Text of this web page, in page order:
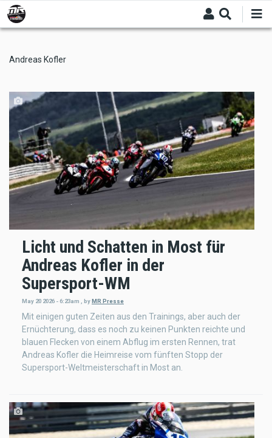
Skip
to
main
Andreas Kofler
Licht und Schatten in Most für
Andreas Kofler in der
Supersport-WM
May 20 2026 - 6:23am , by MR Presse
Mit einigen guten Zeiten aus den Trainings, aber auch der
Ernüchterung, dass es noch zu keinen Punkten reichte und
blauen Flecken von einem Abflug im ersten Rennen, trat
Andreas Kofler die Heimreise vom fünften Stopp der
Supersport-Weltmeisterschaft in Most an.